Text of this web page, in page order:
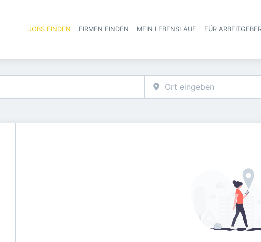
Haupt-Navigation
JOBS FINDEN FIRMEN FINDEN MEIN LEBENSLAUF FÜR ARBEITGEBER